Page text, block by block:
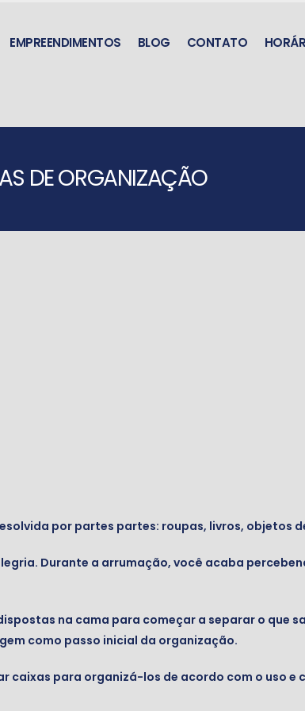
EMPREENDIMENTOS BLOG CONTATO
DE ORGANIZAÇÃO
por partes partes: roupas, livros, objetos
Durante a arrumação, você acaba
na cama para começar a separar o que
como passo inicial da organização.
para organizá-los de acordo com o uso e